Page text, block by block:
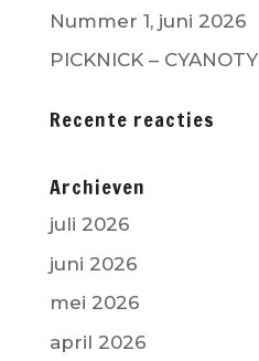
Nummer 1, juni 2026
PICKNICK –
Recente reacties
Archieven
juli 2026
juni 2026
mei 2026
april 2026